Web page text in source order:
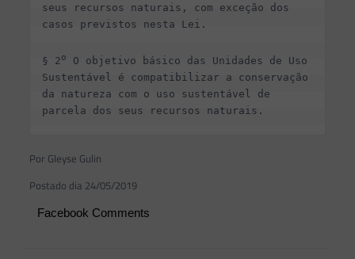
seus recursos naturais, com exceção dos
casos previstos nesta Lei.
§ 2o
O objetivo básico das Unidades de Uso
Sustentável é compatibilizar a conservação
da natureza com o uso sustentável de
parcela dos seus recursos naturais.
Por Gleyse Gulin
Postado dia 24/05/2019
Facebook Comments